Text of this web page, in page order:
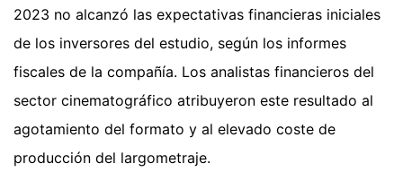
2023 no alcanzó las expectativas financieras iniciales
de los inversores del estudio, según los informes
fiscales de la compañía. Los analistas financieros del
sector cinematográfico atribuyeron este resultado al
agotamiento del formato y al elevado coste de
producción del largometraje.